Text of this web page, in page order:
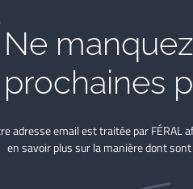
Ne
prochaines
adresse email est traitée par FÉRAL
en savoir plus sur la manière dont